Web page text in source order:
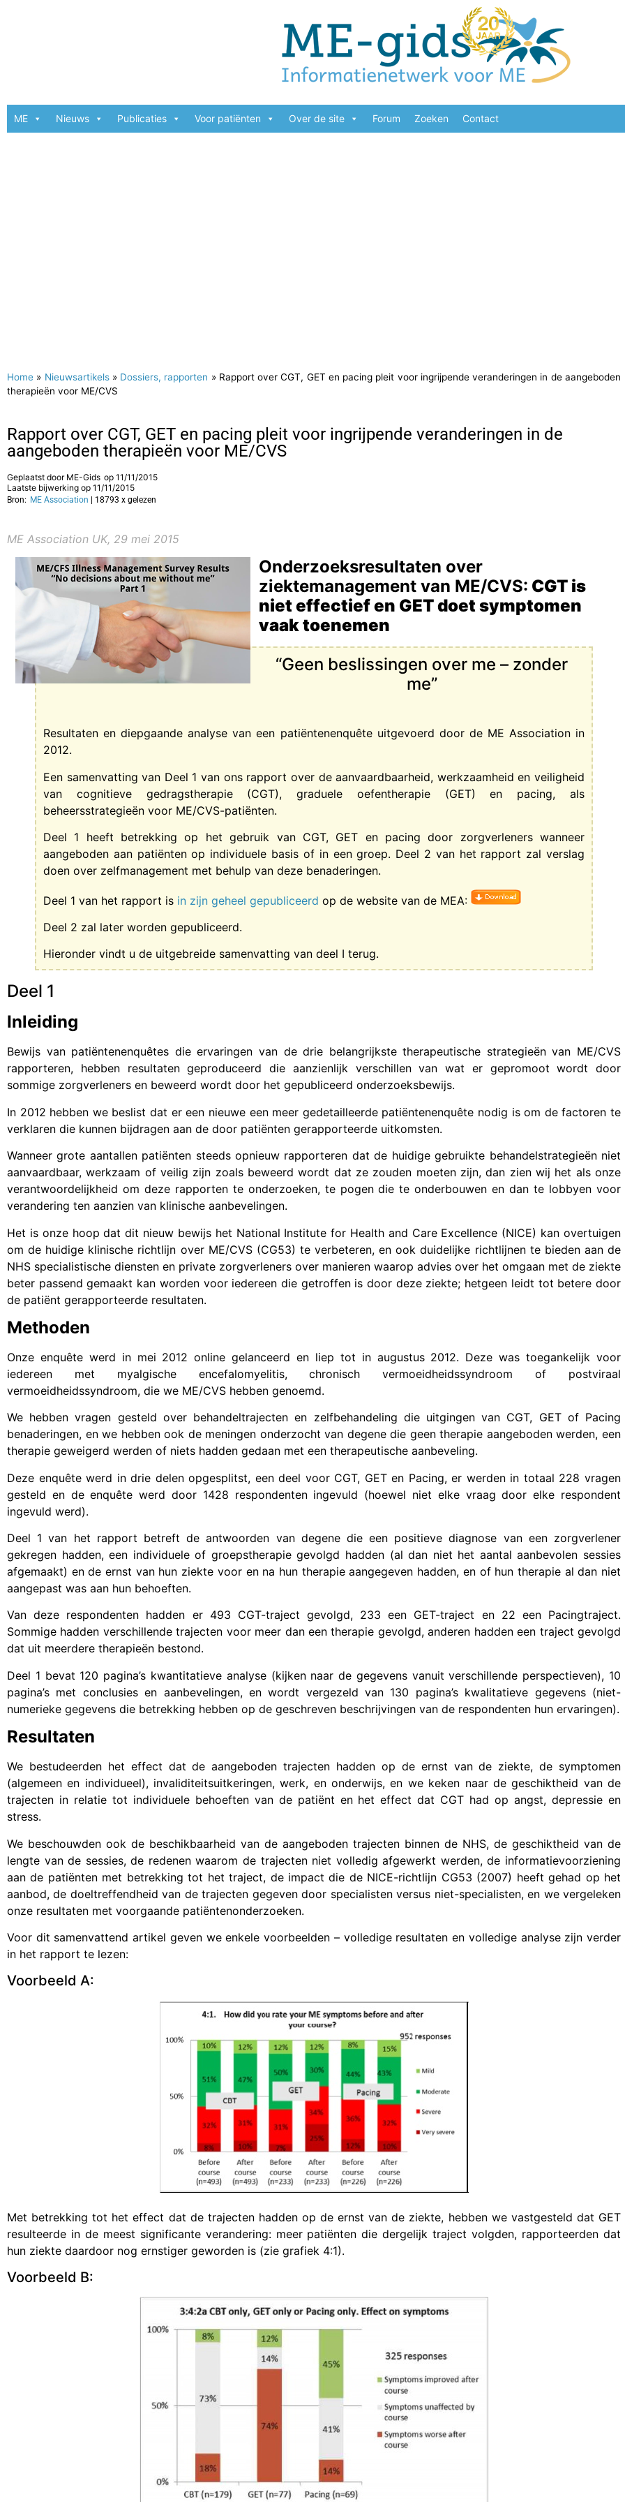
ME Nieuws Publicaties Voor patiënten Over de site Forum Zoeken Contact
Home » Nieuwsartikels» Dossiers, rapporten » Rapport over CGT, GET en pacing pleit voor ingrijpende veranderingen in de aangeboden
therapieën voor ME/CVS
Rapport over CGT, GET en pacing pleit voor ingrijpende veranderingen in de
aangeboden therapieën voor ME/CVS
Geplaatst door ME-Gids op 11/11/2015
Laatste bijwerking op 11/11/2015
Bron: ME Association | 18793 x gelezen
ME Association UK, 29 mei 2015
Onderzoeksresultaten over
ziektemanagement van ME/CVS: CGT is
niet effectief en GET doet symptomen
vaak toenemen
“Geen beslissingen over me – zonder
me”
Resultaten en diepgaande analyse van een patiëntenenquête uitgevoerd door de ME Association in
2012.
Een samenvatting van Deel 1 van ons rapport over de aanvaardbaarheid, werkzaamheid en veiligheid
van cognitieve gedragstherapie (CGT), graduele oefentherapie (GET) en pacing, als
beheersstrategieën voor ME/CVS-patiënten.
Deel 1 heeft betrekking op het gebruik van CGT, GET en pacing door zorgverleners wanneer
aangeboden aan patiënten op individuele basis of in een groep. Deel 2 van het rapport zal verslag
doen over zelfmanagement met behulp van deze benaderingen.
Deel 1 van het rapport is in zijn geheel gepubliceerd op de website van de MEA:
Deel 2 zal later worden gepubliceerd.
Hieronder vindt u de uitgebreide samenvatting van deel I terug.
Deel 1
Inleiding
Bewijs van patiëntenenquêtes die ervaringen van de drie belangrijkste therapeutische strategieën van ME/CVS
rapporteren, hebben resultaten geproduceerd die aanzienlijk verschillen van wat er gepromoot wordt door
sommige zorgverleners en beweerd wordt door het gepubliceerd onderzoeksbewijs.
In 2012 hebben we beslist dat er een nieuwe een meer gedetailleerde patiëntenenquête nodig is om de factoren te
verklaren die kunnen bijdragen aan de door patiënten gerapporteerde uitkomsten.
Wanneer grote aantallen patiënten steeds opnieuw rapporteren dat de huidige gebruikte behandelstrategieën niet
aanvaardbaar, werkzaam of veilig zijn zoals beweerd wordt dat ze zouden moeten zijn, dan zien wij het als onze
verantwoordelijkheid om deze rapporten te onderzoeken, te pogen die te onderbouwen en dan te lobbyen voor
verandering ten aanzien van klinische aanbevelingen.
Het is onze hoop dat dit nieuw bewijs het National Institute for Health and Care Excellence (NICE) kan overtuigen
om de huidige klinische richtlijn over ME/CVS (CG53) te verbeteren, en ook duidelijke richtlijnen te bieden aan de
NHS specialistische diensten en private zorgverleners over manieren waarop advies over het omgaan met de ziekte
beter passend gemaakt kan worden voor iedereen die getroffen is door deze ziekte; hetgeen leidt tot betere door
de patiënt gerapporteerde resultaten.
Methoden
Onze enquête werd in mei 2012 online gelanceerd en liep tot in augustus 2012. Deze was toegankelijk voor
iedereen met myalgische encefalomyelitis, chronisch vermoeidheidssyndroom of postviraal
vermoeidheidssyndroom, die we ME/CVS hebben genoemd.
We hebben vragen gesteld over behandeltrajecten en zelfbehandeling die uitgingen van CGT, GET of Pacing
benaderingen, en we hebben ook de meningen onderzocht van degene die geen therapie aangeboden werden, een
therapie geweigerd werden of niets hadden gedaan met een therapeutische aanbeveling.
Deze enquête werd in drie delen opgesplitst, een deel voor CGT, GET en Pacing, er werden in totaal 228 vragen
gesteld en de enquête werd door 1428 respondenten ingevuld (hoewel niet elke vraag door elke respondent
ingevuld werd).
Deel 1 van het rapport betreft de antwoorden van degene die een positieve diagnose van een zorgverlener
gekregen hadden, een individuele of groepstherapie gevolgd hadden (al dan niet het aantal aanbevolen sessies
afgemaakt) en de ernst van hun ziekte voor en na hun therapie aangegeven hadden, en of hun therapie al dan niet
aangepast was aan hun behoeften.
Van deze respondenten hadden er 493 CGT-traject gevolgd, 233 een GET-traject en 22 een Pacingtraject.
Sommige hadden verschillende trajecten voor meer dan een therapie gevolgd, anderen hadden een traject gevolgd
dat uit meerdere therapieën bestond.
Deel 1 bevat 120 pagina’s kwantitatieve analyse (kijken naar de gegevens vanuit verschillende perspectieven), 10
pagina’s met conclusies en aanbevelingen, en wordt vergezeld van 130 pagina’s kwalitatieve gegevens (niet-
numerieke gegevens die betrekking hebben op de geschreven beschrijvingen van de respondenten hun ervaringen).
Resultaten
We bestudeerden het effect dat de aangeboden trajecten hadden op de ernst van de ziekte, de symptomen
(algemeen en individueel), invaliditeitsuitkeringen, werk, en onderwijs, en we keken naar de geschiktheid van de
trajecten in relatie tot individuele behoeften van de patiënt en het effect dat CGT had op angst, depressie en
stress.
We beschouwden ook de beschikbaarheid van de aangeboden trajecten binnen de NHS, de geschiktheid van de
lengte van de sessies, de redenen waarom de trajecten niet volledig afgewerkt werden, de informatievoorziening
aan de patiënten met betrekking tot het traject, de impact die de NICE-richtlijn CG53 (2007) heeft gehad op het
aanbod, de doeltreffendheid van de trajecten gegeven door specialisten versus niet-specialisten, en we vergeleken
onze resultaten met voorgaande patiëntenonderzoeken.
Voor dit samenvattend artikel geven we enkele voorbeelden – volledige resultaten en volledige analyse zijn verder
in het rapport te lezen:
Voorbeeld A:
Met betrekking tot het effect dat de trajecten hadden op de ernst van de ziekte, hebben we vastgesteld dat GET
resulteerde in de meest significante verandering: meer patiënten die dergelijk traject volgden, rapporteerden dat
hun ziekte daardoor nog ernstiger geworden is (zie grafiek 4:1).
Voorbeeld B: